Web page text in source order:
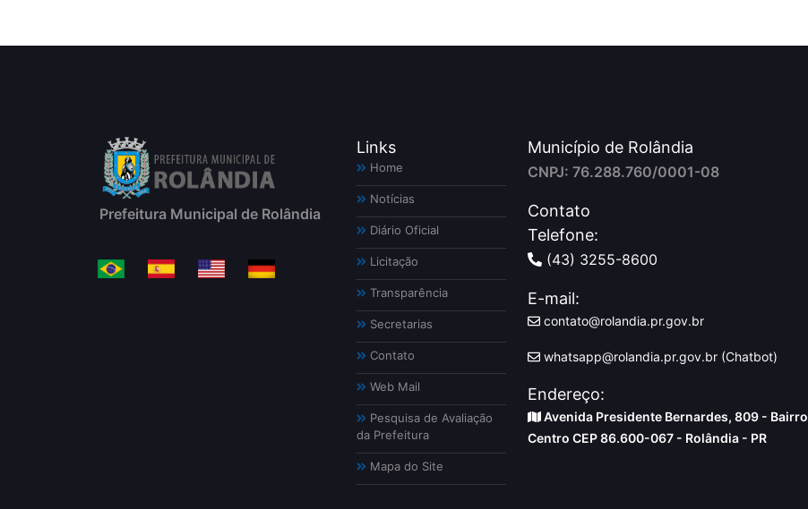
Prefeitura Municipal de Rolândia
Links
Home
Notícias
Diário Oficial
Licitação
Transparência
Secretarias
Contato
Web Mail
Pesquisa de Avaliação
da Prefeitura
Mapa do Site
Município de Rolândia
CNPJ: 76.288.760/0001-08
Contato
Telefone:
(43) 3255-8600
E-mail:
contato@rolandia.pr.gov.br
whatsapp@rolandia.pr.gov.br (Chatbot)
Endereço:
Avenida Presidente Bernardes, 809 - Bairro
Centro CEP 86.600-067 - Rolândia - PR